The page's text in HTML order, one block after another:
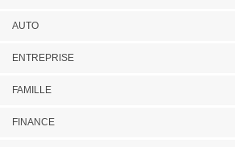
AUTO
ENTREPRISE
FAMILLE
FINANCE